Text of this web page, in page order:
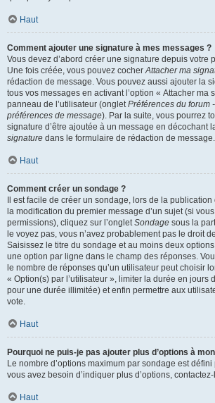
Haut
Comment ajouter une signature à mes messages ?
Vous devez d’abord créer une signature depuis votre
Une fois créée, vous pouvez cocherAttacher ma
rédaction de message. Vous pouvez aussi ajouter la
tous vos messages en activant l’option « Attacher ma
panneau de l’utilisateur (ongletPréférences du forum
préférences de message). Par la suite, vous pourrez
signature d’être ajoutée à un message en décochant
signature dans le formulaire de rédaction de message.
Haut
Comment créer un sondage ?
Il est facile de créer un sondage, lors de la
la modification du premier message d’un sujet (si
permissions), cliquez sur l’ongletSondage sous la
le voyez pas, vous n’avez probablement pas le droit
Saisissez le titre du sondage et au moins deux
une option par ligne dans le champ des réponses.
le nombre de réponses qu’un utilisateur peut choisir
« Option(s) par l’utilisateur », limiter la durée en jours
pour une durée illimitée) et enfin permettre aux
vote.
Haut
Pourquoi ne puis-je pas ajouter plus d’options à
Le nombre d’options maximum par sondage est défini
vous avez besoin d’indiquer plus d’options,
Haut